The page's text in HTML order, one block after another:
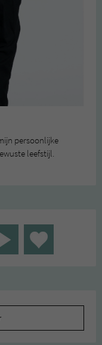
persoonlijke
leefstijl.